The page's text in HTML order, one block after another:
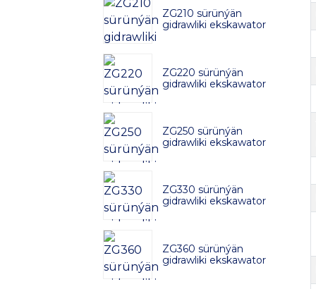
ZG210 sürünýän
gidrawliki ekskawator
ZG220 sürünýän
gidrawliki ekskawator
ZG250 sürünýän
gidrawliki ekskawator
ZG330 sürünýän
gidrawliki ekskawator
ZG360 sürünýän
gidrawliki ekskawator